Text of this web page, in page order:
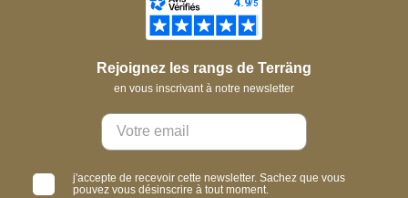
Rejoignez les rangs de Terräng
en vous inscrivant à notre newsletter
j'accepte de recevoir cette newsletter. Sachez que vous
pouvez vous désinscrire à tout moment.